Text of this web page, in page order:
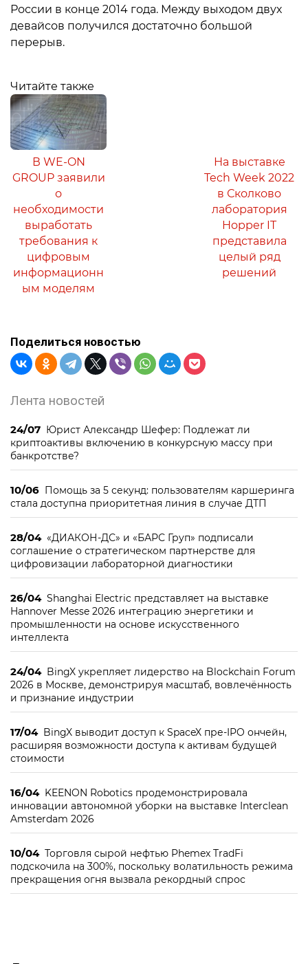
России в конце 2014 года. Между выходом двух
девайсов получился достаточно большой
перерыв.
Читайте также
В WE-ON
GROUP заявили
о
необходимости
выработать
требования к
цифровым
информационн
ым моделям
На выставке
Tech Week 2022
в Сколково
лаборатория
Hopper IT
представила
целый ряд
решений
Поделиться новостью
Лента новостей
24/07 Юрист Александр Шефер: Подлежат ли
криптоактивы включению в конкурсную массу при
банкротстве?
10/06 Помощь за 5 секунд: пользователям каршеринга
стала доступна приоритетная линия в случае ДТП
28/04 «ДИАКОН-ДС» и «БАРС Груп» подписали
соглашение о стратегическом партнерстве для
цифровизации лабораторной диагностики
26/04 Shanghai Electric представляет на выставке
Hannover Messe 2026 интеграцию энергетики и
промышленности на основе искусственного
интеллекта
24/04 BingX укрепляет лидерство на Blockchain Forum
2026 в Москве, демонстрируя масштаб, вовлечённость
и признание индустрии
17/04 BingX выводит доступ к SpaceX пре-IPO ончейн,
расширяя возможности доступа к активам будущей
стоимости
16/04 KEENON Robotics продемонстрировала
инновации автономной уборки на выставке Interclean
Amsterdam 2026
10/04 Торговля сырой нефтью Phemex TradFi
подскочила на 300%, поскольку волатильность режима
прекращения огня вызвала рекордный спрос